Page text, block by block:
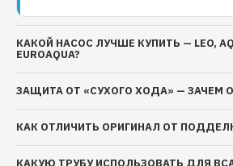
Максимальная глубина
обратным клапаном в точке
Масса:5 кг
Ограничения по эксплуатации:
Общая минерализация воды:
КАКОЙ НАСОС ЛУЧШЕ КУПИТЬ — LEO,
EUROAQUA?
ЗАЩИТА ОТ «СУХОГО ХОДА» — ЗАЧЕМ
КАК ОТЛИЧИТЬ ОРИГИНАЛ ОТ
КАКУЮ ТРУБУ ИСПОЛЬЗОВАТЬ ДЛЯ